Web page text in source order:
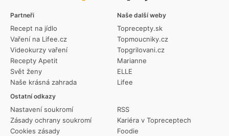
Partneři
Recept na jídlo
Vaření na Lifee.cz
Videokurzy vaření
Recepty Apetit
Svět ženy
Naše krásná zahrada
Ostatní odkazy
Nastavení soukromí
Zásady ochrany soukromí
Cookies zásady
RSS
Kariéra v Topreceptech
Foodie
Naše další weby
Toprecepty.sk
Topmoucniky.cz
Topgrilovani.cz
Marianne
ELLE
Lifee